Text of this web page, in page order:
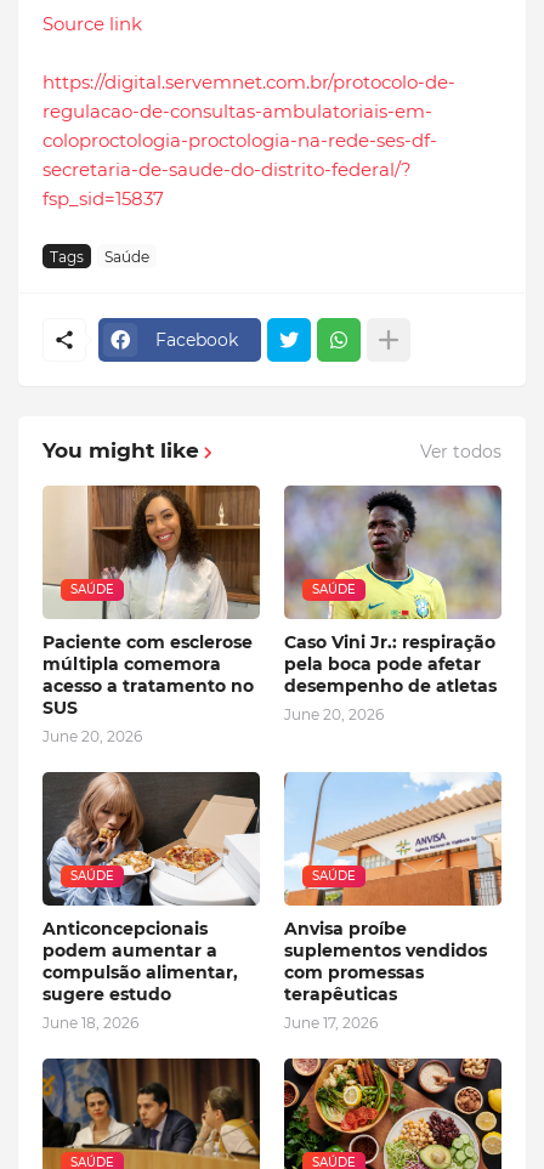
Source link
https://digital.servemnet.com.br/protocolo-de-
regulacao-de-consultas-ambulatoriais-em-
coloproctologia-proctologia-na-rede-ses-df-
secretaria-de-saude-do-distrito-federal/?
fsp_sid=15837
Tags Saúde
Facebook
You might like Ver todos
SAÚDE
Paciente com esclerose
múltipla comemora
acesso a tratamento no
SUS
June 20, 2026
SAÚDE
Caso Vini Jr.: respiração
pela boca pode afetar
desempenho de atletas
June 20, 2026
SAÚDE
Anticoncepcionais
podem aumentar a
compulsão alimentar,
sugere estudo
June 18, 2026
SAÚDE
Anvisa proíbe
suplementos vendidos
com promessas
terapêuticas
June 17, 2026
SAÚDE SAÚDE